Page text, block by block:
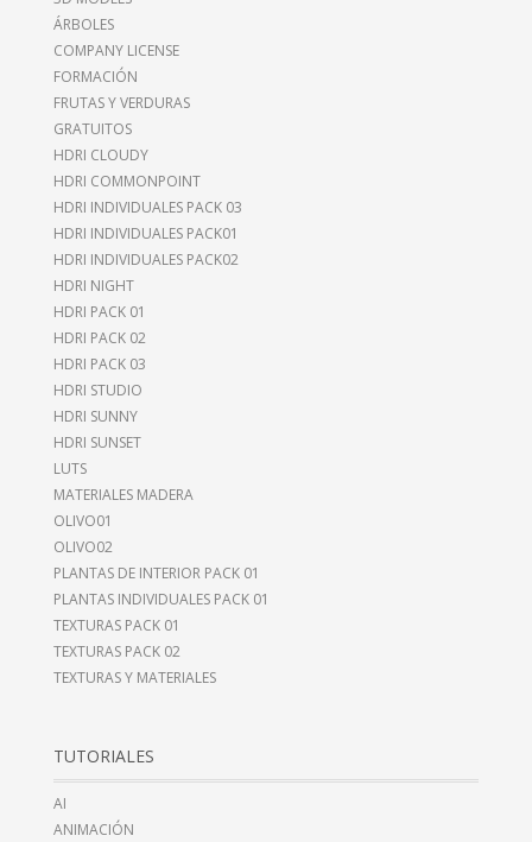
ÁRBOLES
COMPANY LICENSE
FORMACIÓN
FRUTAS Y VERDURAS
GRATUITOS
HDRI CLOUDY
HDRI COMMONPOINT
HDRI INDIVIDUALES PACK 03
HDRI INDIVIDUALES PACK01
HDRI INDIVIDUALES PACK02
HDRI NIGHT
HDRI PACK 01
HDRI PACK 02
HDRI PACK 03
HDRI STUDIO
HDRI SUNNY
HDRI SUNSET
LUTS
MATERIALES MADERA
OLIVO01
OLIVO02
PLANTAS DE INTERIOR PACK 01
PLANTAS INDIVIDUALES PACK 01
TEXTURAS PACK 01
TEXTURAS PACK 02
TEXTURAS Y MATERIALES
TUTORIALES
AI
ANIMACIÓN